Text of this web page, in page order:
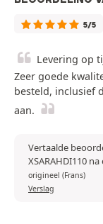
5/5
Levering op
Zeer goede
besteld, inclusief
aan.
Vertaalde
XSARAHDI110
origineel (Frans)
Verslag